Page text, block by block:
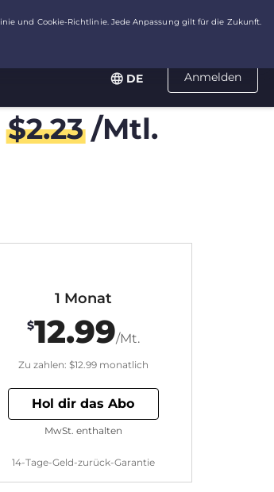
Anmelden
DE
$2.23/Mtl.
1 Monat
$12.99/Mt.
Zu zahlen: $12.99 monatlich
Hol dir das Abo
14-Tage-Geld-zurück-Garantie
MwSt. enthalten